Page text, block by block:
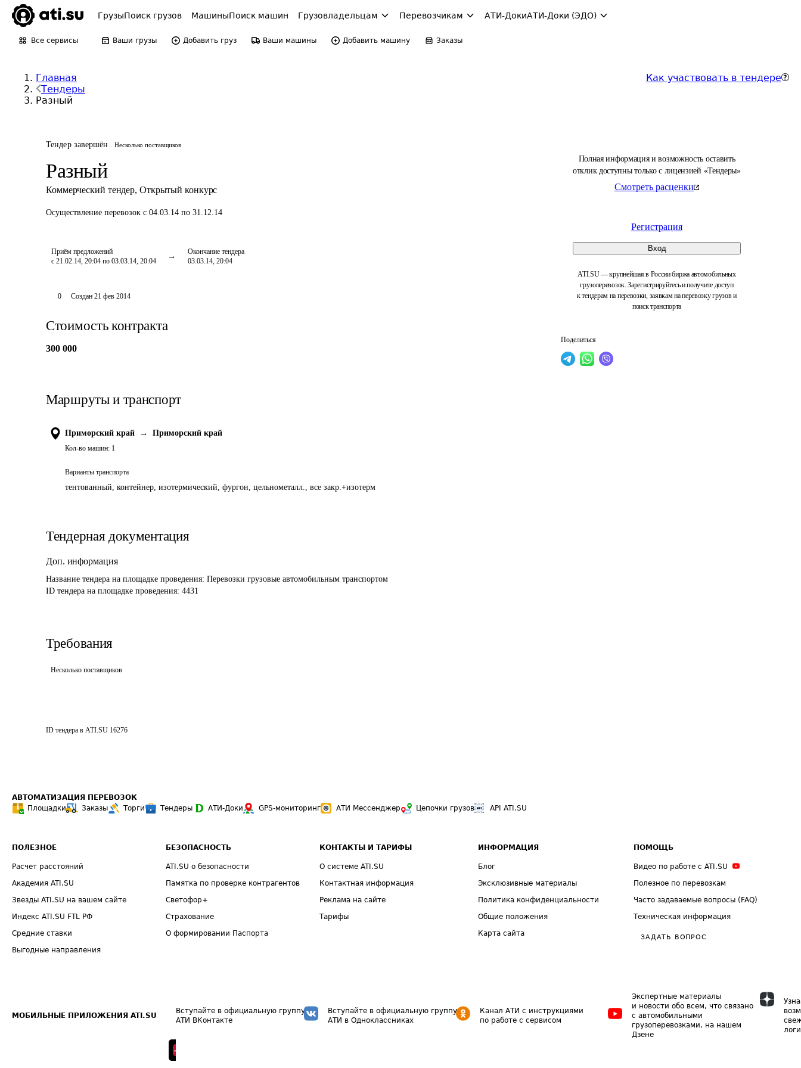
ГрузыПоиск грузов МашиныПоиск машин Грузовладельцам Перевозчикам АТИ-ДокиАТИ-Доки (ЭДО)
Все сервисы Ваши грузы Добавить груз Ваши машины Добавить машину Заказы
Главная
Тендеры
Разный
Как участвовать в тендере
Тендер завершён Несколько поставщиков
Разный
Коммерческий тендер, Открытый конкурс
Осуществление перевозок с 04.03.14 по 31.12.14
Приём предложений
с 21.02.14, 20:04 по 03.03.14, 20:04
Окончание тендера
03.03.14, 20:04
Полная информация и возможность оставить
отклик доступны только с лицензией «Тендеры»
Смотреть расценки
Регистрация
Вход
ATI.SU — крупнейшая в России биржа автомобильных
грузоперевозок. Зарегистрируйтесь и получите доступ
к тендерам на перевозки, заявкам на перевозку грузов и
поиск транспорта
Поделиться
0 Создан 21 фев 2014
Стоимость контракта
300 000
Маршруты и транспорт
Приморский край → Приморский край
Кол-во машин: 1
Варианты транспорта
тентованный, контейнер, изотермический, фургон, цельнометалл., все закр.+изотерм
Тендерная документация
Доп. информация
Название тендера на площадке проведения: Перевозки грузовые автомобильным транспортом
ID тендера на площадке проведения: 4431
Требования
Несколько поставщиков
ID тендера в ATI.SU 16276
АВТОМАТИЗАЦИЯ ПЕРЕВОЗОК
Площадки
Заказы Торги Тендеры АТИ-Доки GPS-мониторинг АТИ Мессенджер Цепочки грузов API ATI.SU
ПОЛЕЗНОЕ
Расчет расстояний
Академия ATI.SU
Звезды ATI.SU на вашем сайте
Индекс ATI.SU FTL РФ
Средние ставки
Выгодные направления
БЕЗОПАСНОСТЬ
ATI.SU о безопасности
Памятка по проверке контрагентов
Светофор+
Страхование
О формировании Паспорта
КОНТАКТЫ И ТАРИФЫ
О системе ATI.SU
Контактная информация
Реклама на сайте
Тарифы
ИНФОРМАЦИЯ
Блог
Эксклюзивные материалы
Политика конфиденциальности
Общие положения
Карта сайта
ПОМОЩЬ
Видео по работе с ATI.SU
Полезное по перевозкам
Часто задаваемые вопросы (FAQ)
Техническая информация
ЗАДАТЬ ВОПРОС
МОБИЛЬНЫЕ ПРИЛОЖЕНИЯ ATI.SU
Вступайте в официальную группу
АТИ ВКонтакте
Вступайте в официальную группу
АТИ в Одноклассниках
Канал АТИ с инструкциями
по работе с сервисом
Экспертные материалы
и новости обо всем, что связано
с автомобильными
грузоперевозками, на нашем
Дзене